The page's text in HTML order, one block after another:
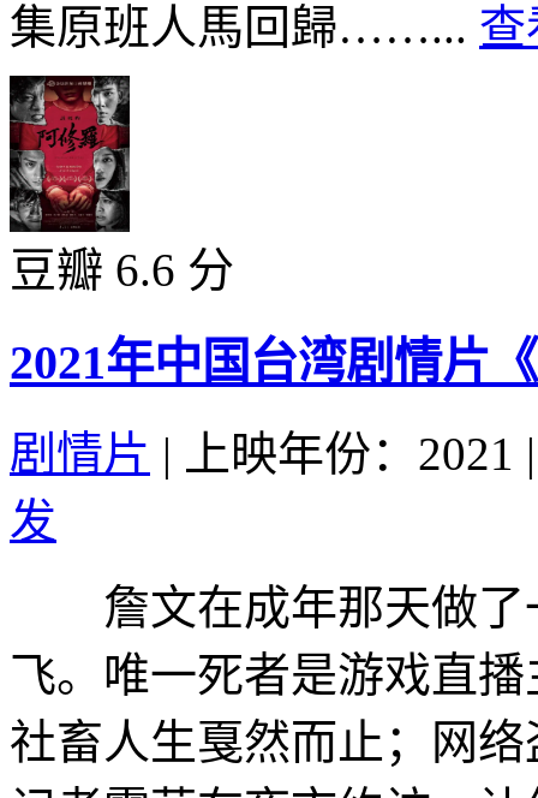
集原班人馬回歸……... 查
豆瓣 6.6 分
2021年中国台湾剧情片
剧情片 | 上映年份：2021 |
发
詹文在成年那天做了
飞。唯一死者是游戏直
社畜人生戛然而止；网